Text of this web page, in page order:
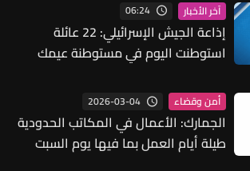
آخر الأخبار 06:24
إذاعة الجيش الإسرائيلي: 22 عائلة
استوطنت اليوم في مستوطنة عيمك
الضفة الغربية
أمن وقضاء 2026-03-04
الجمارك: الأعمال في المكاتب الحدودية
طيلة أيام العمل بما فيها يوم السبت